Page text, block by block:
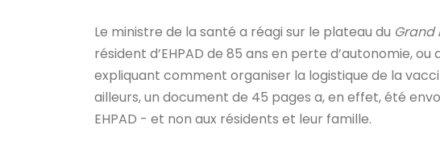
Le ministre de la santé a réagi sur le plateau du Grand
résident d’EHPAD de 85 ans en perte d’autonomie,
expliquant comment organiser la logistique de la
ailleurs, un document de 45 pages a, en effet, été
EHPAD - et non aux résidents et leur famille.